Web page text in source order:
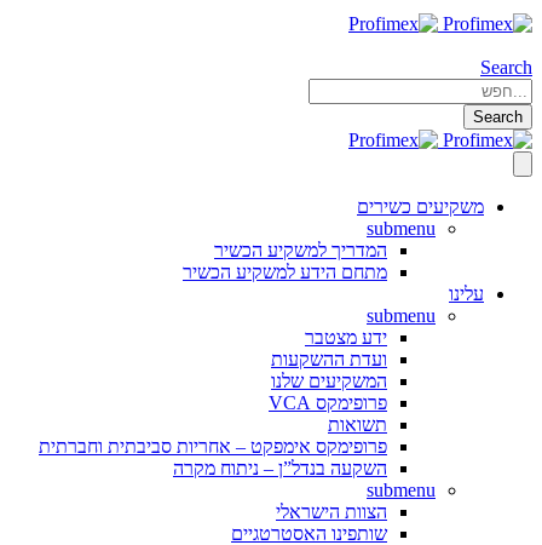
Search
Search
משקיעים כשירים
submenu
המדריך למשקיע הכשיר
מתחם הידע למשקיע הכשיר
עלינו
submenu
ידע מצטבר
ועדת ההשקעות
המשקיעים שלנו
פרופימקס VCA
תשואות
פרופימקס אימפקט – אחריות סביבתית וחברתית
השקעה בנדל”ן – ניתוח מקרה
submenu
הצוות הישראלי
שותפינו האסטרטגיים